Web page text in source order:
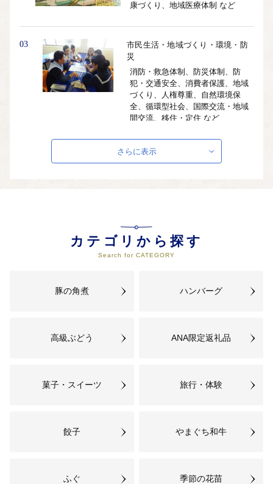
康づくり、地域医療体制 など
03
市民生活・地域づくり・環境・防
災
消防・救急体制、防災体制、防
犯・交通安全、消費者保護、地域
づくり、人権尊重、自然環境保
全、循環型社会、国際交流・地域
間交流、移住・定住 など
都市基盤
路・交通網、土地利用、港湾施設
働く場の確保、中小企業振興、工
業・商業・農業・林業・水産業振
校・地域創生、芸術文化・スポー
さらに表示
カテゴリから探す
Search for CATEGORY
豚の角煮 ハンバーグ
高級ぶどう ANA限定返礼品
菓子・スイーツ 旅行・体験
餃子 やまぐち和牛
ふぐ 季節の花苗